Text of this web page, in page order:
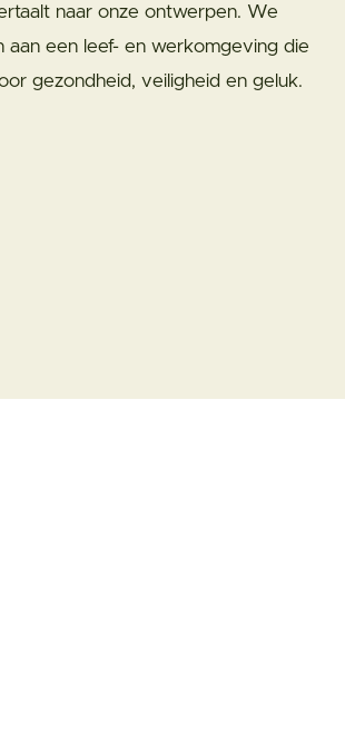
naar onze ontwerpen. We
aan een leef- en werkomgeving die
gezondheid, veiligheid en geluk.